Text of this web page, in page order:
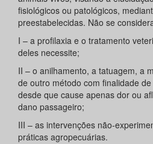
fisiológicos ou patológicos,
preestabelecidas. Não se
I – a profilaxia e o tratamento
deles necessite;
II – o anilhamento, a tatuagem, a
de outro método com finalidade
desde que cause apenas dor ou
dano passageiro;
III – as intervenções não-
práticas agropecuárias.